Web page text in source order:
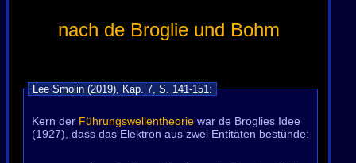
nach de Broglie und Bohm
Lee Smolin (2019), Kap. 7, S. 141-151:
Kern der Führungswellentheorie war de Broglies Idee
(1927), dass das Elektron aus zwei Entitäten bestünde: